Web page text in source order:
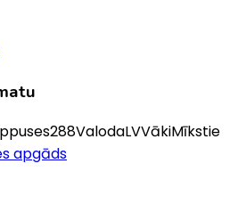
288ValodaLVVākiMīkstie
apgāds